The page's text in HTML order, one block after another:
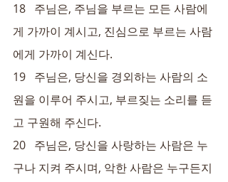
18   주님은, 주님을 부르는 모든 사람에
게 가까이 계시고, 진심으로 부르는 사람
에게 가까이 계신다.
19   주님은, 당신을 경외하는 사람의 소
원을 이루어 주시고, 부르짖는 소리를 듣
고 구원해 주신다.
20   주님은, 당신을 사랑하는 사람은 누
구나 지켜 주시며, 악한 사람은 누구든지